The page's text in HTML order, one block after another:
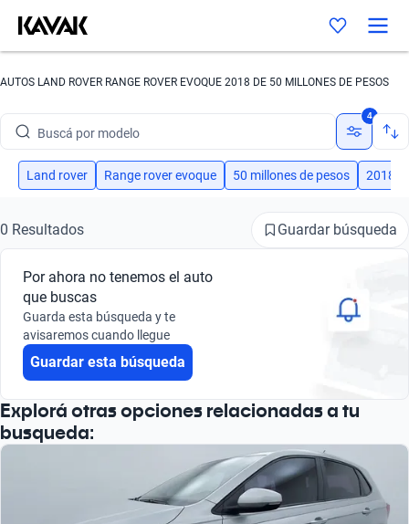
AUTOS LAND ROVER RANGE ROVER EVOQUE 2018 DE 50 MILLONES DE PESOS
Buscá por modelo
Buscá por versión
Buscá por marca
Buscá por modelo
Buscá por versión
4
Land rover Range rover evoque 50 millones de pesos 2018
0 Resultados Guardar búsqueda
Por ahora no tenemos el auto
que buscas
Guarda esta búsqueda y te
avisaremos cuando llegue
Guardar esta búsqueda
Explorá otras opciones relacionadas a tu
busqueda: